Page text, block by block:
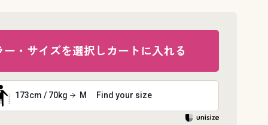
ー・サイズを選択しカートに入れる
173cm / 70kg M Find your size